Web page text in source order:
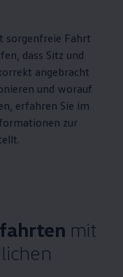
sorgenfreie Fahrt
dass Sitz und
angebracht
und worauf
erfahren Sie im
zur
mit